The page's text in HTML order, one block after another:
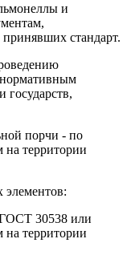
и
стандарт.
государств,
порчи - по
территории
элементов:
30538 или
территории